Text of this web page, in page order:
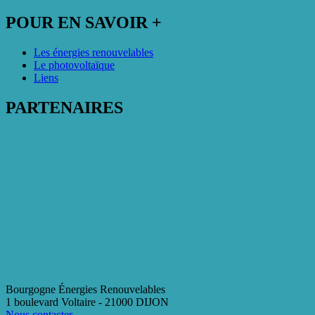
POUR EN SAVOIR +
Les énergies renouvelables
Le photovoltaïque
Liens
PARTENAIRES
Bourgogne Énergies Renouvelables
1 boulevard Voltaire - 21000 DIJON